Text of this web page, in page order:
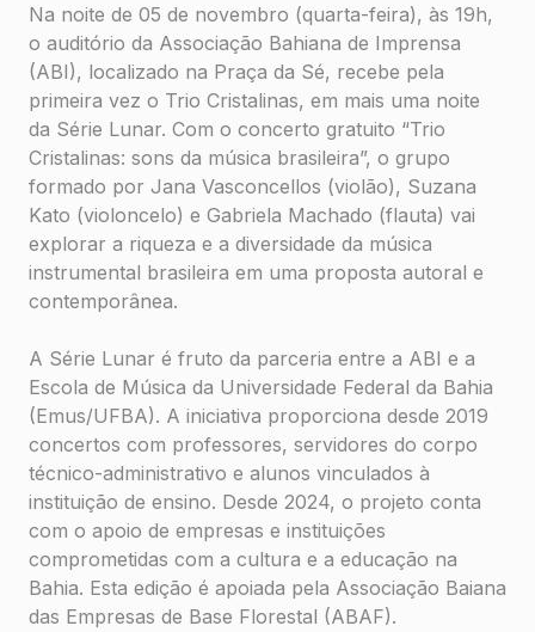
Na noite de 05 de novembro (quarta-feira), às 19h,
o auditório da Associação Bahiana de Imprensa
(ABI), localizado na Praça da Sé, recebe pela
primeira vez o Trio Cristalinas, em mais uma noite
da Série Lunar. Com o concerto gratuito “Trio
Cristalinas: sons da música brasileira”, o grupo
formado por Jana Vasconcellos (violão), Suzana
Kato (violoncelo) e Gabriela Machado (flauta) vai
explorar a riqueza e a diversidade da música
instrumental brasileira em uma proposta autoral e
contemporânea.
A Série Lunar é fruto da parceria entre a ABI e a
Escola de Música da Universidade Federal da Bahia
(Emus/UFBA). A iniciativa proporciona desde 2019
concertos com professores, servidores do corpo
técnico-administrativo e alunos vinculados à
instituição de ensino. Desde 2024, o projeto conta
com o apoio de empresas e instituições
comprometidas com a cultura e a educação na
Bahia. Esta edição é apoiada pela Associação Baiana
das Empresas de Base Florestal (ABAF).